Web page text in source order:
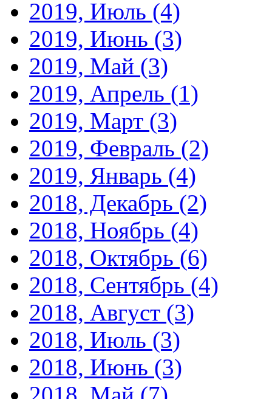
2019, Июль (4)
2019, Июнь (3)
2019, Май (3)
2019, Апрель (1)
2019, Март (3)
2019, Февраль (2)
2019, Январь (4)
2018, Декабрь (2)
2018, Ноябрь (4)
2018, Октябрь (6)
2018, Сентябрь (4)
2018, Август (3)
2018, Июль (3)
2018, Июнь (3)